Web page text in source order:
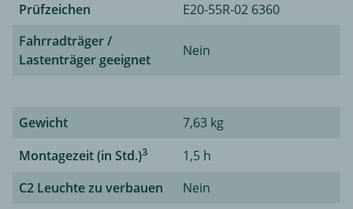
Prüfzeichen
E20-55R-02 6360
Fahrradträger /
Lastenträger geeignet
Nein
Gewicht
7,63 kg
Montagezeit (in Std.)3
1,5 h
C2 Leuchte zu verbauen
Nein